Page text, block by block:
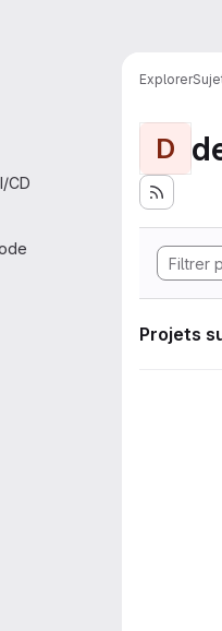
principale
CD
Explorer
D
Projets